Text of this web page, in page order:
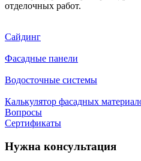
отделочных работ.
Сайдинг
Фасадные панели
Водосточные системы
Калькулятор фасадных
Вопросы
Сертификаты
Нужна консультация